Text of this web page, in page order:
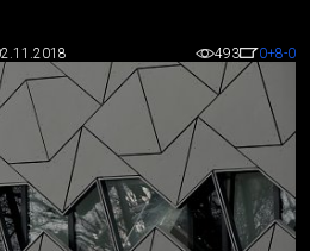
493 0+8-0